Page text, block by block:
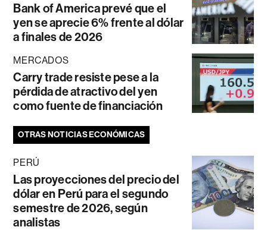
Bank of America prevé que el
yen se aprecie 6% frente al dólar
a finales de 2026
MERCADOS
Carry trade resiste pese a la
pérdida de atractivo del yen
como fuente de financiación
OTRAS NOTICIAS ECONÓMICAS
PERÚ
Las proyecciones del precio del
dólar en Perú para el segundo
semestre de 2026, según
analistas